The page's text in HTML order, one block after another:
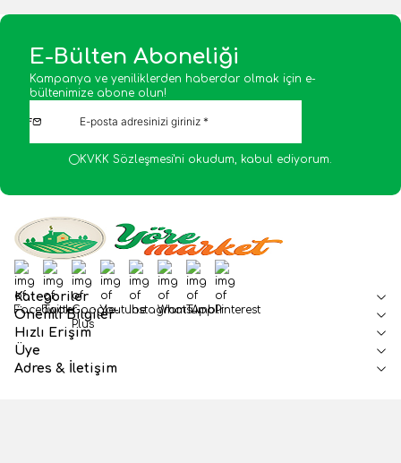
E-Bülten Aboneliği
Kampanya ve yeniliklerden haberdar olmak için e-
bültenimize abone olun!
KVKK Sözleşmesi'niokudum, kabul ediyorum.
Facebook
TwitterGoogle-Plus
YoutubeInstagram
WhatsApp
TumblrPinterest
Kategoriler
Önemli Bilgiler
Hızlı Erişim
Üye
Adres & İletişim